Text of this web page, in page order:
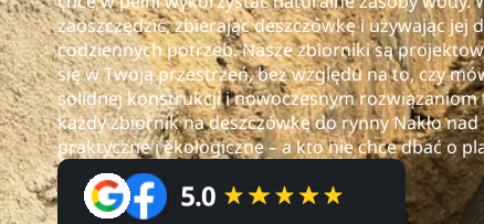
zaoszczędzić, zbierając deszczówkę i używając
codziennych potrzeb. Nasze zbiorniki są
się w Twoją przestrzeń, bez względu na to, czy
solidnej konstrukcji i nowoczesnym
każdy zbiornik na deszczówkę do rynny Nakło
praktyczne i ekologiczne – a kto nie chce dbać o